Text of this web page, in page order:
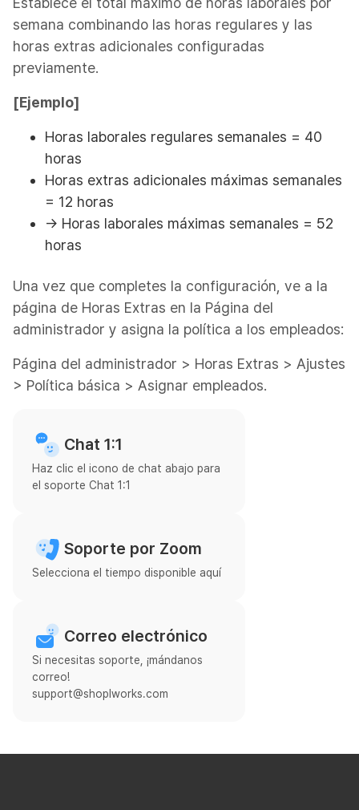
semana combinando las horas regulares y las
horas extras adicionales configuradas
previamente.
[Ejemplo]
Horas laborales regulares semanales = 40
horas
Horas extras adicionales máximas semanales
= 12 horas
→ Horas laborales máximas semanales = 52
horas
Una vez que completes la configuración, ve a la
página de Horas Extras en la Página del
administrador y asigna la política a los empleados:
Página del administrador > Horas Extras > Ajustes
> Política básica > Asignar empleados.
Chat 1:1
Haz clic el icono de chat abajo para
el soporte Chat 1:1
Soporte por Zoom
Selecciona el tiempo disponible aquí
Correo electrónico
Si necesitas soporte, ¡mándanos
correo!
support@shoplworks.com